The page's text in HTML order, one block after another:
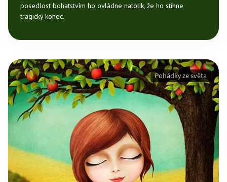
posedlost bohatstvím ho ovládne natolik, že ho stihne
tragický konec.
Pohádky ze světa